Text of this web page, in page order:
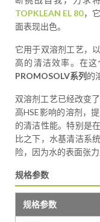
TOPKLEAN EL 80，
面表现出色。
它用于双溶剂工艺，
高的清洁效率。在这
PROMOSOLV系列 的
双溶剂工艺已经改变
高HSE影响的溶剂，
的清洁性能。特别是
比之下，水基清洁系
险，因为水的表面张力
规格参数
规格参数